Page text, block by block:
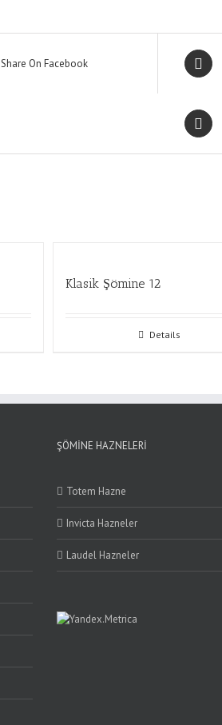
Share On Facebook
Klasik Şömine 12
Details
ŞÖMINE HAZNELERI
Totem Hazne
Invicta Hazneler
Laudel Hazneler